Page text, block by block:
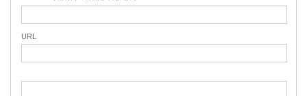
URL